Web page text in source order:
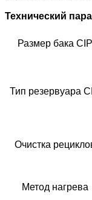
Технический
Размер бака CIP
Тип резервуара
Очистка
Метод нагрева